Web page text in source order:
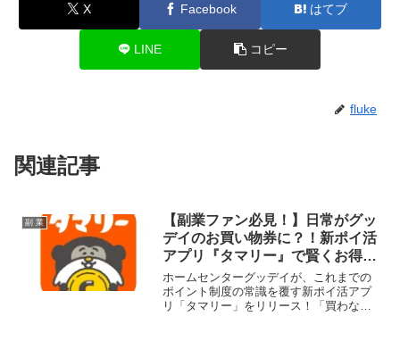
X Facebook はてブ
LINE コピー
fluke
関連記事
副 業
【副業ファン必見！】日常がグッ
デイのお買い物券に？！新ポイ活
アプリ『タマリー』で賢くお得に
推し活を応援！
ホームセンターグッデイが、これまでの
ポイント制度の常識を覆す新ポイ活アプ
リ「タマリー」をリリース！「買わなく